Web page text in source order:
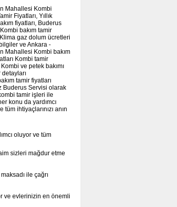
Mahallesi Kombi
Fiyatları, Yıllık
fiyatları, Buderus
bakım tamir
gaz dolum ücretleri
ve Ankara -
Mahallesi Kombi bakım
Kombi tamir
Kombi ve petek bakımı
tamir fiyatları
Buderus Servisi olarak
tamir işleri ile
konu da yardımcı
tüm ihtiyaçlarınızı anın
oluyor ve tüm
sizleri mağdur etme
ile çağrı
ve evlerinizin en önemli